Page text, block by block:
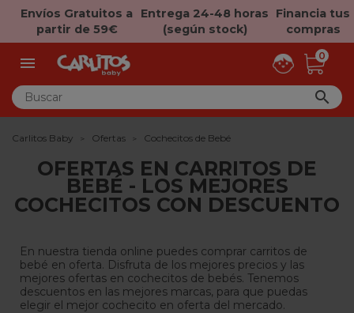
Envíos Gratuitos a
partir de 59€
Entrega 24-48 horas
(según stock)
Financia tus
compras
 0

Carlitos Baby Ofertas Cochecitos de Bebé
OFERTAS EN CARRITOS DE
BEBÉ - LOS MEJORES
COCHECITOS CON DESCUENTO
En nuestra tienda online puedes comprar carritos de
bebé en oferta. Disfruta de los mejores precios y las
mejores ofertas en cochecitos de bebés. Tenemos
descuentos en las mejores marcas, para que puedas
elegir el mejor cochecito en oferta del mercado.